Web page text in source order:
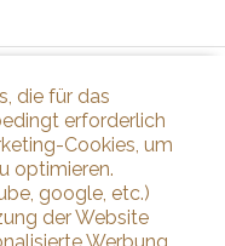
die für das
erforderlich
Cookies, um
optimieren.
google, etc.)
der Website